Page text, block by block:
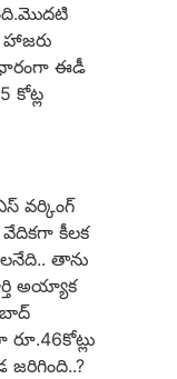
ఈడీ
కోట్ల
వర్కింగ్
కీలక
తాను
అయ్యాక